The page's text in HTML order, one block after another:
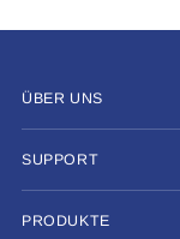
ÜBER UNS
SUPPORT
PRODUKTE